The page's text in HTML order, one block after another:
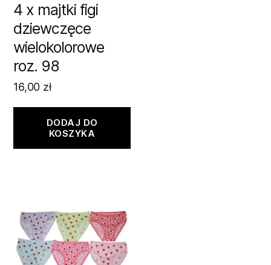
4 x majtki figi
dziewczęce
wielokolorowe
roz. 98
16,00 zł
DODAJ DO
KOSZYKA